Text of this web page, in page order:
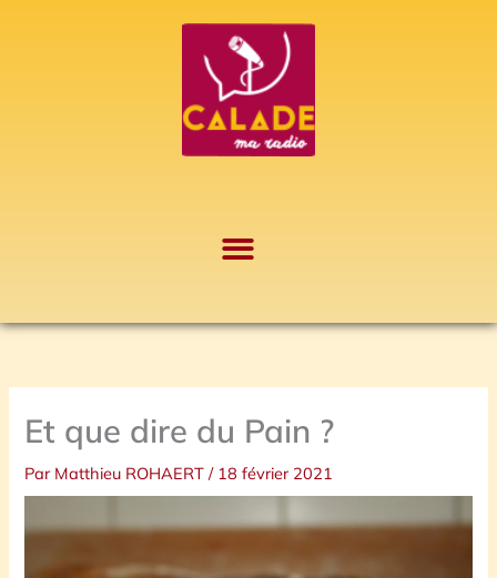
Et que dire du Pain ?
Par Matthieu ROHAERT/ 18 février 2021